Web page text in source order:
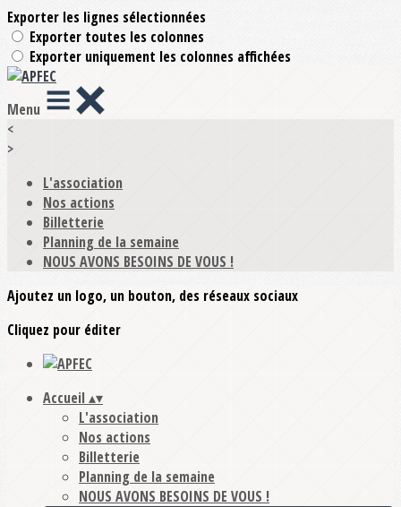
Exporter les lignes sélectionnées
Exporter toutes les colonnes
Exporter uniquement les colonnes affichées
Menu
<
>
L'association
Nos actions
Billetterie
Planning de la semaine
NOUS AVONS BESOINS DE VOUS !
Ajoutez un logo, un bouton, des réseaux sociaux
Cliquez pour éditer
Accueil ▴▾
L'association
Nos actions
Billetterie
Planning de la semaine
NOUS AVONS BESOINS DE VOUS !